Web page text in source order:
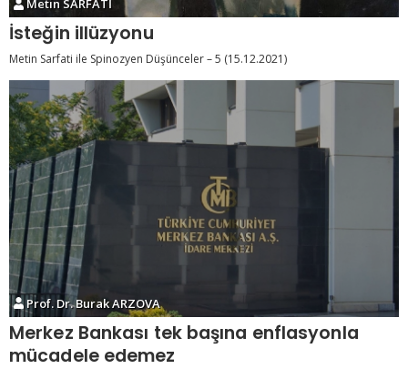
Metin SARFATİ
İsteğin illüzyonu
Metin Sarfati ile Spinozyen Düşünceler – 5 (15.12.2021)
Prof. Dr. Burak ARZOVA
Merkez Bankası tek başına enflasyonla
mücadele edemez